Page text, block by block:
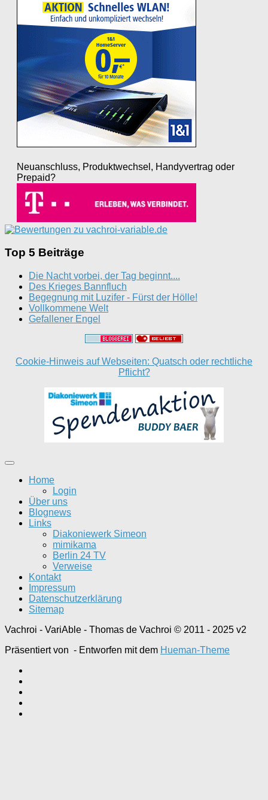
Neuanschluss, Produktwechsel, Handyvertrag oder
Prepaid?
Top 5 Beiträge
Die Nacht vorbei, der Tag beginnt....
Des Krieges Bannfluch
Begegnung mit Luzifer - Fürst der Hölle!
Vollkommene Welt
Gefallener Engel
Cookie-Hinweis auf Webseiten: Quatsch oder rechtliche
Pflicht?
Home
Login
Über uns
Blognews
Links
Diakoniewerk Simeon
mimikama
Berlin 24 TV
Verweise
Kontakt
Impressum
Datenschutzerklärung
Sitemap
Vachroi - VariAble - Thomas de Vachroi © 2011 - 2025 v2
Präsentiert von - Entworfen mit dem Hueman-Theme